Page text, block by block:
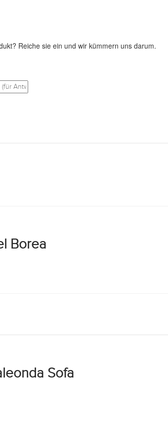
Reiche sie ein und wir kümmern uns darum.
Borea
Sofa